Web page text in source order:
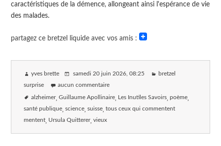
caractéristiques de la démence, allongeant ainsi l'espérance de vie
des malades.
partagez ce bretzel liquide avec vos amis :
yves brette samedi 20 juin 2026, 08:25 bretzel
surprise aucun commentaire
alzheimer Guillaume Apollinaire Les Inutiles Savoirs poème
santé publique science suisse tous ceux qui commentent
mentent Ursula Quitterer vieux